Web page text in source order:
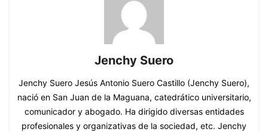
Jenchy Suero
Jenchy Suero Jesús Antonio Suero Castillo (Jenchy Suero),
nació en San Juan de la Maguana, catedrático universitario,
comunicador y abogado. Ha dirigido diversas entidades
profesionales y organizativas de la sociedad, etc. Jenchy